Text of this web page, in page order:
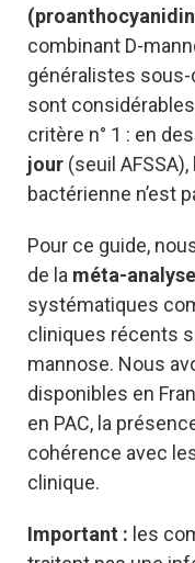
combinant D-
généralistes
sont
critère n° 1 : en
jour (seuil
bactérienne n’est
Pour ce guide,
de la méta-
systématiques
cliniques récents
mannose. Nous
disponibles en
en PAC, la
cohérence avec
clinique.
Important : les